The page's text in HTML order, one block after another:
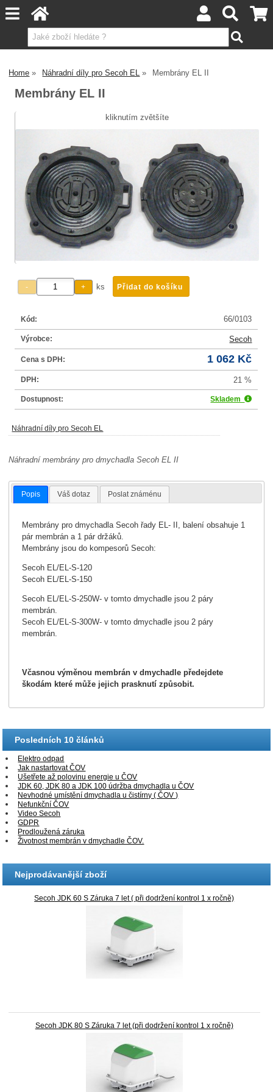
Home Náhradní díly pro Secoh EL Membrány EL II
Membrány EL II
kliknutím zvětšíte
ks
Kód: 66/0103
Výrobce: Secoh
Cena s DPH: 1 062 Kč
DPH: 21 %
Dostupnost: Skladem
Náhradní díly pro Secoh EL
Náhradní membrány pro dmychadla Secoh EL II
Popis Váš dotaz Poslat známénu
Membrány pro dmychadla Secoh řady EL- II, balení obsahuje 1
pár membrán a 1 pár držáků.
Membrány jsou do kompesorů Secoh:
Secoh EL/EL-S-120
Secoh EL/EL-S-150
Secoh EL/EL-S-250W- v tomto dmychadle jsou 2 páry
membrán.
Secoh EL/EL-S-300W- v tomto dmychadle jsou 2 páry
membrán.
Včasnou výměnou membrán v dmychadle předejdete
škodám které může jejich prasknutí způsobit.
Posledních 10 článků
Elektro odpad
Jak nastartovat ČOV
Ušetřete až polovinu energie u ČOV
JDK 60, JDK 80 a JDK 100 údržba dmychadla u ČOV
Nevhodné umístění dmychadla u čistírny ( ČOV )
Nefunkční ČOV
Video Secoh
GDPR
Prodloužená záruka
Životnost membrán v dmychadle ČOV.
Nejprodávanější zboží
Secoh JDK 60 S Záruka 7 let ( při dodržení kontrol 1 x ročně)
Secoh JDK 80 S Záruka 7 let (při dodržení kontrol 1 x ročně)